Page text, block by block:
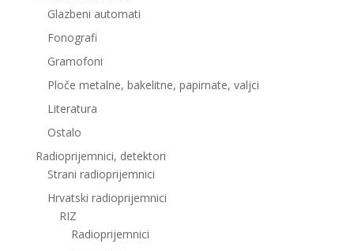
Glazbeni automati
Fonografi
Gramofoni
Ploče metalne, bakelitne, papirnate, valjci
Literatura
Ostalo
Radioprijemnici, detektori
Strani radioprijemnici
Hrvatski radioprijemnici
RIZ
Radioprijemnici